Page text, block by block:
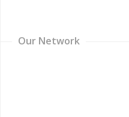
Our Network